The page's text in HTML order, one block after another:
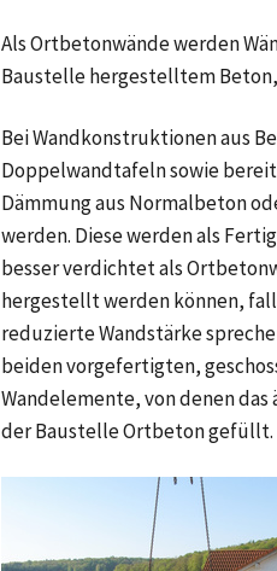
Als Ortbetonwände werden
Baustelle hergestelltem
Bei Wandkonstruktionen aus
Doppelwandtafeln sowie
Dämmung aus Normalbeton
werden. Diese werden als
besser verdichtet als
hergestellt werden können,
reduzierte Wandstärke
beiden vorgefertigten,
Wandelemente, von denen
der Baustelle Ortbeton gefüllt.